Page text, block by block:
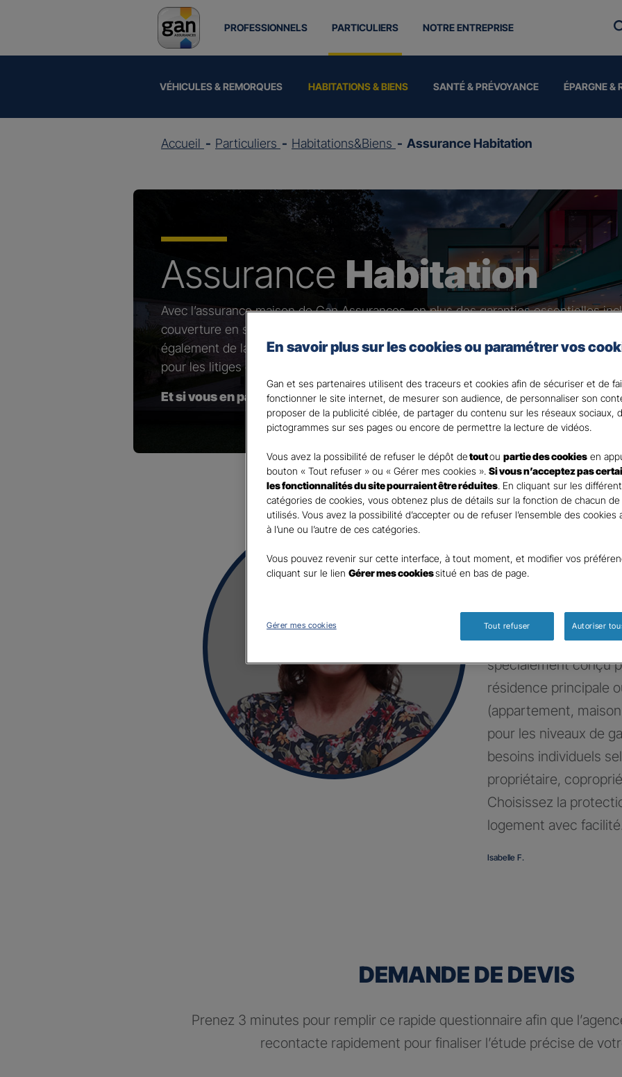
PROFESSIONNELS PARTICULIERS
VÉHICULES & REMORQUES HABITATIONS & BIENS SANTÉ & PRÉVOYANCE ÉPARGNE &
NOTRE ENTREPRISE
Accueil Particuliers Habitations&Biens Assurance Habitation
Assurance Habitation
Avec l’assurance maison de Gan Assurances, en plus des garanties essentielles
couverture en sélectionnant les garanties adaptées à votre domicile et à vos
également de la possibilité d’inclure l’assurance scolaire pour vos enfants et
pour les litiges contractuels. Choisissez la tranquillité d’esprit avec notre
Et si vous en parliez avec votre Agent général ?
Parole
d’expert !
Bénéficiez d’un
spécialement conçu
résidence principale
(appartement,
pour les niveaux de
besoins individuels
propriétaire,
Choisissez la
logement avec
Isabelle F.
DEMANDE DE DEVIS
Prenez 3 minutes pour remplir ce rapide questionnaire afin que
recontacte rapidement pour finaliser l’étude précise de
En savoir plus sur les cookies ou paramétrer vos
Gan et ses partenaires utilisent des traceurs et cookies afin de sécuriser et de
fonctionner le site internet, de mesurer son audience, de personnaliser son
proposer de la publicité ciblée, de partager du contenu sur les réseaux sociaux,
pictogrammes sur ses pages ou encore de permettre la lecture de vidéos.
Vous avez la possibilité de refuser le dépôt detoutou partie des cookies en
bouton « Tout refuser » ou « Gérer mes cookies ». Si vous n’acceptez pas
les fonctionnalités du site pourraient être réduites. En cliquant sur les
catégories de cookies, vous obtenez plus de détails sur la fonction de chacun
utilisés. Vous avez la possibilité d’accepter ou de refuser l’ensemble des cookies
à l’une ou l’autre de ces catégories.
Vous pouvez revenir sur cette interface, à tout moment, et modifier vos
cliquant sur le lien Gérer mes cookiessitué en bas de page.
Gérer mes cookies Tout refuser Autoriser